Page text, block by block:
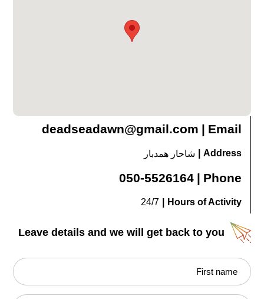
Email
|
deadseadawn@gmail.com
Address شاحار همدبار
Phone
|
050-5526164
Hours of Activity
24/7
Leave details and we will get back to you
First name